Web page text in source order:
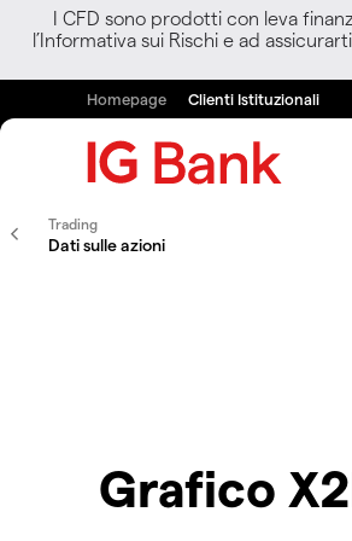
I CFD sono prodotti con leva
l’Informativa sui Rischi e ad
Homepage Clienti Istituzionali
Trading
Dati sulle azioni
Grafico